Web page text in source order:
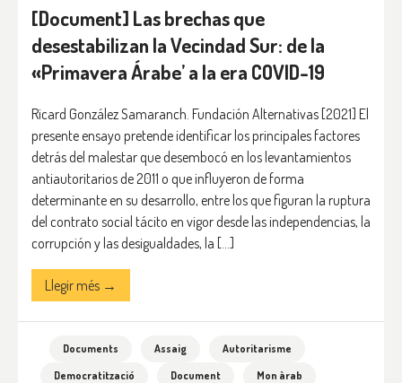
[Document] Las brechas que
desestabilizan la Vecindad Sur: de la
«Primavera Árabe’ a la era COVID-19
Ricard González Samaranch. Fundación Alternativas [2021] El
presente ensayo pretende identificar los principales factores
detrás del malestar que desembocó en los levantamientos
antiautoritarios de 2011 o que influyeron de forma
determinante en su desarrollo, entre los que figuran la ruptura
del contrato social tácito en vigor desde las independencias, la
corrupción y las desigualdades, la […]
Llegir més →
Documents Assaig
Autoritarisme
Democratització
Document
Mon àrab